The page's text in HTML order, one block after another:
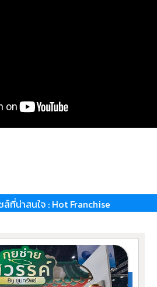
ที่น่าสนใจ : Hot Franchise